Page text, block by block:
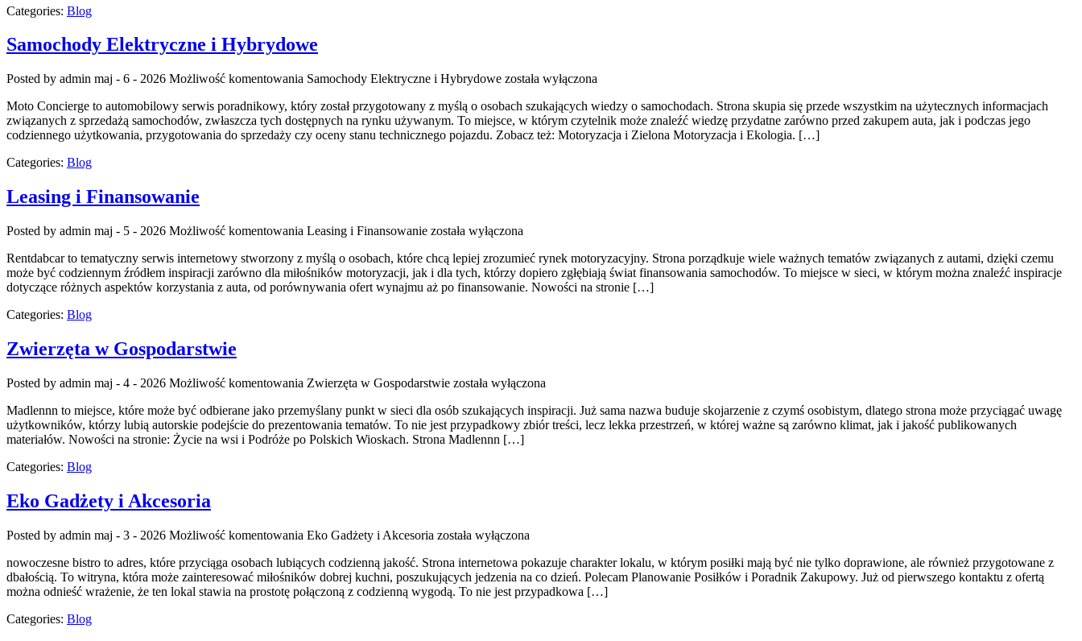
Categories: Blog
Samochody Elektryczne i Hybrydowe
Posted by admin maj - 6 - 2026 Możliwość komentowania Samochody Elektryczne i Hybrydowe została wyłączona
Moto Concierge to automobilowy serwis poradnikowy, który został przygotowany z myślą o osobach szukających wiedzy o samochodach. Strona skupia się przede wszystkim na użytecznych informacjach
związanych z sprzedażą samochodów, zwłaszcza tych dostępnych na rynku używanym. To miejsce, w którym czytelnik może znaleźć wiedzę przydatne zarówno przed zakupem auta, jak i podczas jego
codziennego użytkowania, przygotowania do sprzedaży czy oceny stanu technicznego pojazdu. Zobacz też: Motoryzacja i Zielona Motoryzacja i Ekologia. […]
Categories: Blog
Leasing i Finansowanie
Posted by admin maj - 5 - 2026 Możliwość komentowania Leasing i Finansowanie została wyłączona
Rentdabcar to tematyczny serwis internetowy stworzony z myślą o osobach, które chcą lepiej zrozumieć rynek motoryzacyjny. Strona porządkuje wiele ważnych tematów związanych z autami, dzięki czemu
może być codziennym źródłem inspiracji zarówno dla miłośników motoryzacji, jak i dla tych, którzy dopiero zgłębiają świat finansowania samochodów. To miejsce w sieci, w którym można znaleźć inspiracje
dotyczące różnych aspektów korzystania z auta, od porównywania ofert wynajmu aż po finansowanie. Nowości na stronie […]
Categories: Blog
Zwierzęta w Gospodarstwie
Posted by admin maj - 4 - 2026 Możliwość komentowania Zwierzęta w Gospodarstwie została wyłączona
Madlennn to miejsce, które może być odbierane jako przemyślany punkt w sieci dla osób szukających inspiracji. Już sama nazwa buduje skojarzenie z czymś osobistym, dlatego strona może przyciągać uwagę
użytkowników, którzy lubią autorskie podejście do prezentowania tematów. To nie jest przypadkowy zbiór treści, lecz lekka przestrzeń, w której ważne są zarówno klimat, jak i jakość publikowanych
materiałów. Nowości na stronie: Życie na wsi i Podróże po Polskich Wioskach. Strona Madlennn […]
Categories: Blog
Eko Gadżety i Akcesoria
Posted by admin maj - 3 - 2026 Możliwość komentowania Eko Gadżety i Akcesoria została wyłączona
nowoczesne bistro to adres, które przyciąga osobach lubiących codzienną jakość. Strona internetowa pokazuje charakter lokalu, w którym posiłki mają być nie tylko doprawione, ale również przygotowane z
dbałością. To witryna, która może zainteresować miłośników dobrej kuchni, poszukujących jedzenia na co dzień. Polecam Planowanie Posiłków i Poradnik Zakupowy. Już od pierwszego kontaktu z ofertą
można odnieść wrażenie, że ten lokal stawia na prostotę połączoną z codzienną wygodą. To nie jest przypadkowa […]
Categories: Blog